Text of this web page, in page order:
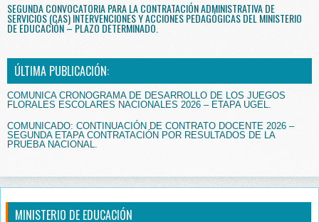
SEGUNDA CONVOCATORIA PARA LA CONTRATACIÓN ADMINISTRATIVA DE
SERVICIOS (CAS) INTERVENCIONES Y ACCIONES PEDAGÓGICAS DEL MINISTERIO
DE EDUCACIÓN – PLAZO DETERMINADO.
ÚLTIMA PUBLICACIÓN:
COMUNICA CRONOGRAMA DE DESARROLLO DE LOS JUEGOS
FLORALES ESCOLARES NACIONALES 2026 – ETAPA UGEL.
COMUNICADO: CONTINUACIÓN DE CONTRATO DOCENTE 2026 –
SEGUNDA ETAPA CONTRATACIÓN POR RESULTADOS DE LA
PRUEBA NACIONAL.
MINISTERIO DE EDUCACIÓN